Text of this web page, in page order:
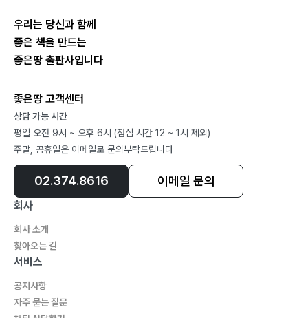
우리는 당신과 함께
좋은 책을 만드는
좋은땅 출판사입니다
좋은땅 고객센터
상담 가능 시간
평일 오전 9시 ~ 오후 6시 (점심 시간 12 ~ 1시 제외)
주말, 공휴일은 이메일로 문의부탁드립니다
02.374.8616 이메일 문의
회사
회사 소개
찾아오는 길
서비스
공지사항
자주 묻는 질문